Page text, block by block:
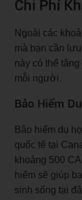
Chi Phí
Ngoài các
mà bạn cần
này có thể
mỗi người.
Bảo Hiểm
Bảo hiểm du
quốc tế tại
khoảng 500
hiểm sẽ giúp
sinh sống tại